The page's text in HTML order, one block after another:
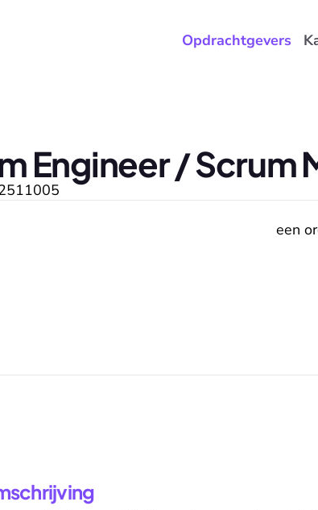
Opdrachtgevers
Engineer / Scrum
een